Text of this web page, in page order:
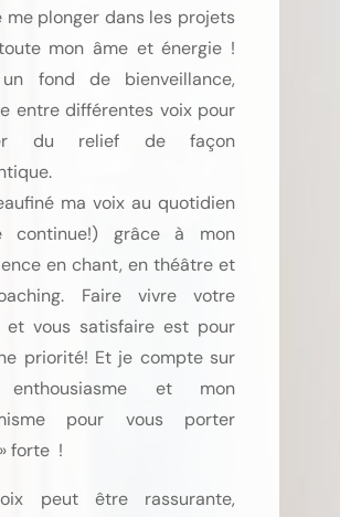
me plonger dans les projets
mon âme et énergie !
fond de bienveillance,
entre différentes voix pour
du relief de façon
ma voix au quotidien
continue!) grâce à mon
en chant, en théâtre et
Faire vivre votre
et vous satisfaire est pour
priorité! Et je compte sur
enthousiasme et mon
pour vous porter
forte !
peut être rassurante,